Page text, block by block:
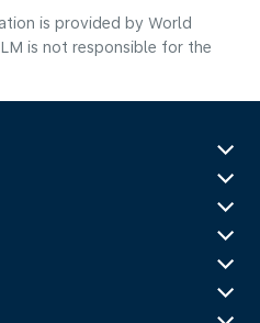
is provided by World
is not responsible for the